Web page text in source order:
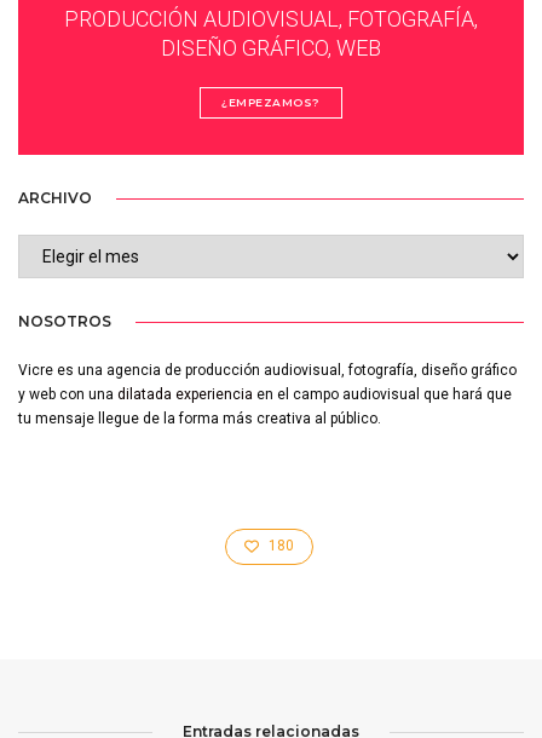
PRODUCCIÓN AUDIOVISUAL, FOTOGRAFÍA,
DISEÑO GRÁFICO, WEB
¿EMPEZAMOS?
ARCHIVO
ARCHIVO
NOSOTROS
Vicre es una agencia de producción audiovisual, fotografía, diseño gráfico
y web con una dilatada experiencia en el campo audiovisual que hará que
tu mensaje llegue de la forma más creativa al público.
180
Entradas relacionadas